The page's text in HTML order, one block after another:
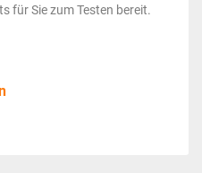
für Sie zum Testen bereit.